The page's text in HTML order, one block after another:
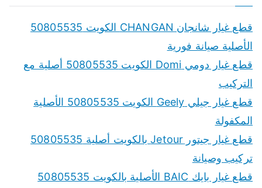
r
قطع غيار شانجان CHANGAN الكويت 50805535
الأصلية صيانة فورية
قطع غيار دومي Domi الكويت 50805535 أصلية مع
التركيب
قطع غيار جيلي Geely الكويت 50805535 الأصلية
المكفولة
قطع غيار جيتور Jetour بالكويت أصلية 50805535
تركيب وصيانة
قطع غيار بايك BAIC الأصلية بالكويت 50805535